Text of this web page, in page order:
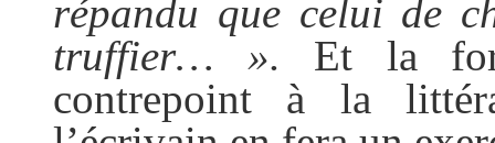
répandu que celui de
truffier… ». Et la
contrepoint à la